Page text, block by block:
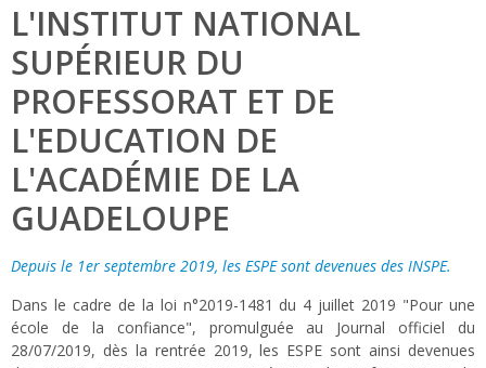
L'INSTITUT NATIONAL
SUPÉRIEUR DU
PROFESSORAT ET DE
L'EDUCATION DE
L'ACADÉMIE DE LA
GUADELOUPE
Depuis le 1er septembre 2019, les ESPE sont devenues des INSPE.
Dans le cadre de la loi n°2019-1481 du 4 juillet 2019 "Pour une
école de la confiance", promulguée au Journal officiel du
28/07/2019, dès la rentrée 2019, les ESPE sont ainsi devenues